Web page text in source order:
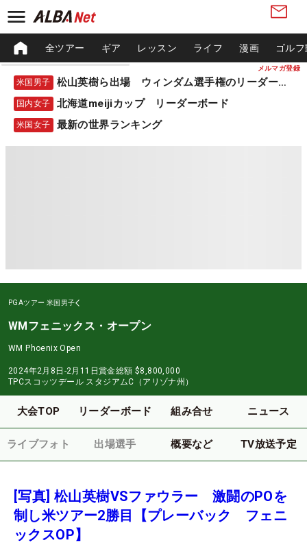
メルマガ登録
全ツアー ギア レッスン ライフ 漫画 ゴル
米国男子 松山英樹ら出場 ウィンダム選手権のリーダーボード
国内女子 北海道meijiカップ リーダーボード
米国女子 最新の世界ランキング
PGAツアー 米国男子
WMフェニックス・オープン
WM Phoenix Open
2024年2月8日-2月11日賞金総額 $8,800,000
TPCスコッツデール スタジアムC（アリゾナ州）
大会TOP リーダーボード 組み合せ ニュース
ライブフォト 出場選手 概要など TV放送予定
[写真] 松山英樹VSファウラー 激闘のPOを
制し米ツアー2勝目【プレーバック フェニ
ックスOP】